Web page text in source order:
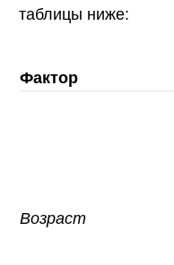
таблицы ниже:
Фактор
Возраст